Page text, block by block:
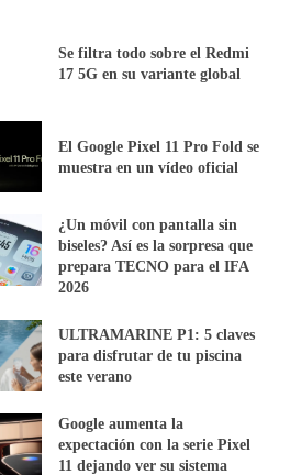
Se filtra todo sobre el Redmi
17 5G en su variante global
El Google Pixel 11 Pro Fold se
muestra en un vídeo oficial
¿Un móvil con pantalla sin
biseles? Así es la sorpresa que
prepara TECNO para el IFA
2026
ULTRAMARINE P1: 5 claves
para disfrutar de tu piscina
este verano
Google aumenta la
expectación con la serie Pixel
11 dejando ver su sistema